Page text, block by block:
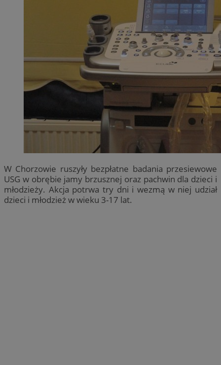
W Chorzowie ruszyły bezpłatne badania przesiewowe
USG w obrębie jamy brzusznej oraz pachwin dla dzieci i
młodzieży. Akcja potrwa try dni i wezmą w niej udział
dzieci i młodzież w wieku 3-17 lat.